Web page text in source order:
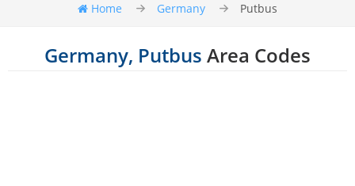
Home Germany Putbus
Germany, Putbus Area Codes